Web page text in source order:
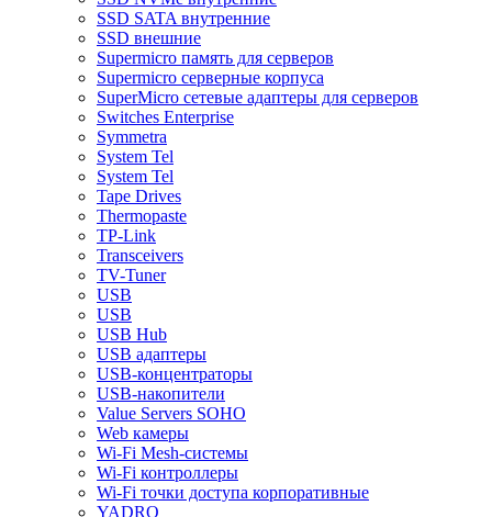
SSD SATA внутренние
SSD внешние
Supermicro память для серверов
Supermicro серверные корпуса
SuperMicro сетевые адаптеры для серверов
Switches Enterprise
Symmetra
System Tel
System Tel
Tape Drives
Thermopaste
TP-Link
Transceivers
TV-Tuner
USB
USB
USB Hub
USB адаптеры
USB-концентраторы
USB-накопители
Value Servers SOHO
Web камеры
Wi-Fi Mesh-системы
Wi-Fi контроллеры
Wi-Fi точки доступа корпоративные
YADRO